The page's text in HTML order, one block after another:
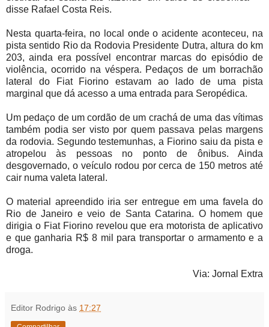
disse Rafael Costa Reis.
Nesta quarta-feira, no local onde o acidente aconteceu, na
pista sentido Rio da Rodovia Presidente Dutra, altura do km
203, ainda era possível encontrar marcas do episódio de
violência, ocorrido na véspera. Pedaços de um borrachão
lateral do Fiat Fiorino estavam ao lado de uma pista
marginal que dá acesso a uma entrada para Seropédica.
Um pedaço de um cordão de um crachá de uma das vítimas
também podia ser visto por quem passava pelas margens
da rodovia. Segundo testemunhas, a Fiorino saiu da pista e
atropelou às pessoas no ponto de ônibus. Ainda
desgovernado, o veículo rodou por cerca de 150 metros até
cair numa valeta lateral.
O material apreendido iria ser entregue em uma favela do
Rio de Janeiro e veio de Santa Catarina. O homem que
dirigia o Fiat Fiorino revelou que era motorista de aplicativo
e que ganharia R$ 8 mil para transportar o armamento e a
droga.
Via: Jornal Extra
Editor Rodrigo às 17:27